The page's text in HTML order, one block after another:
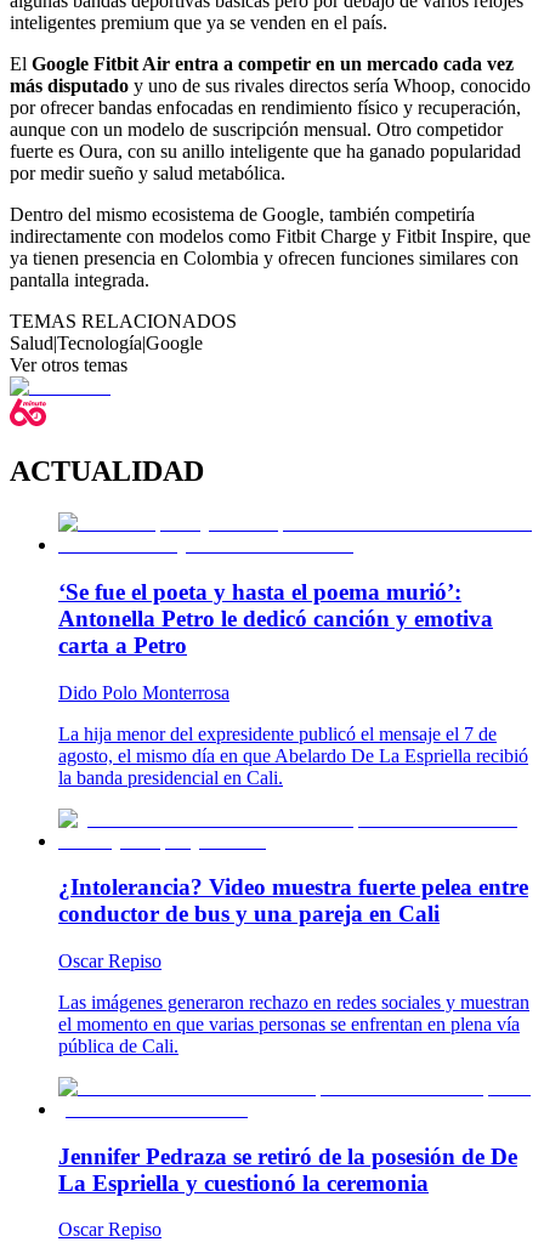
inteligentes premium que ya se venden en el país.
El Google Fitbit Air entra a competir en un mercado cada vez
más disputado y uno de sus rivales directos sería Whoop, conocido
por ofrecer bandas enfocadas en rendimiento físico y recuperación,
aunque con un modelo de suscripción mensual. Otro competidor
fuerte es Oura, con su anillo inteligente que ha ganado popularidad
por medir sueño y salud metabólica.
Dentro del mismo ecosistema de Google, también competiría
indirectamente con modelos como Fitbit Charge y Fitbit Inspire, que
ya tienen presencia en Colombia y ofrecen funciones similares con
pantalla integrada.
TEMAS RELACIONADOS
Salud|Tecnología|Google
Ver otros temas
ACTUALIDAD
‘Se fue el poeta y hasta el poema murió’:
Antonella Petro le dedicó canción y emotiva
carta a Petro
Dido Polo Monterrosa
La hija menor del expresidente publicó el mensaje el 7 de
agosto, el mismo día en que Abelardo De La Espriella recibió
la banda presidencial en Cali.
¿Intolerancia? Video muestra fuerte pelea entre
conductor de bus y una pareja en Cali
Oscar Repiso
Las imágenes generaron rechazo en redes sociales y muestran
el momento en que varias personas se enfrentan en plena vía
pública de Cali.
Jennifer Pedraza se retiró de la posesión de De
La Espriella y cuestionó la ceremonia
Oscar Repiso